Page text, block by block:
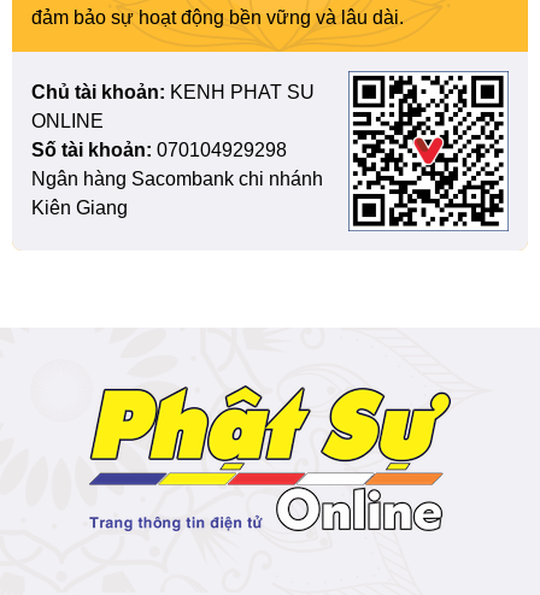
đảm bảo sự hoạt động bền vững và lâu dài.
Chủ tài khoản: KENH PHAT SU
ONLINE
Số tài khoản: 070104929298
Ngân hàng Sacombank chi nhánh
Kiên Giang